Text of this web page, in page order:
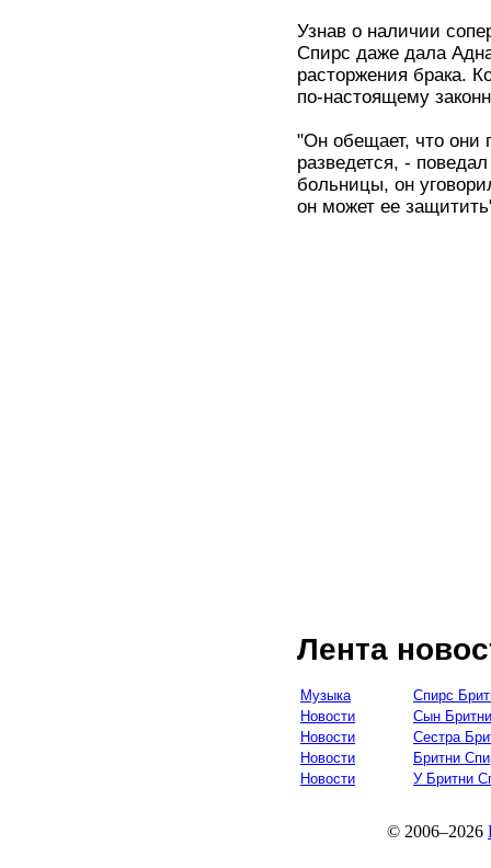
Узнав о наличии
Спирс даже дала
расторжения брака.
по-настоящему
"Он обещает, что они
разведется, -
больницы, он
он может ее
Лента
Музыка
Спирс
Новости
Сын
Новости
Сестра
Новости
Бритни
Новости
У Бритни
© 2006–2026